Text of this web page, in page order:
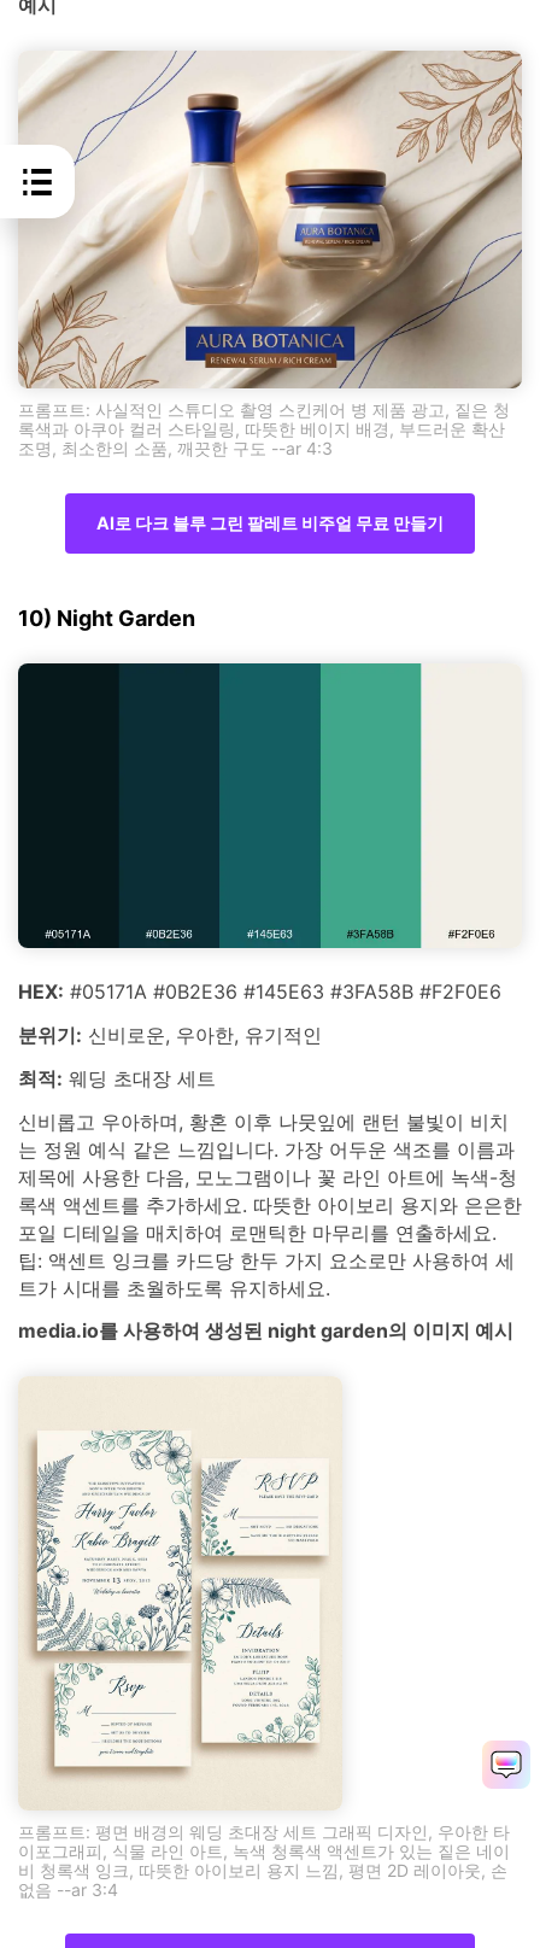
예시
프롬프트: 사실적인 스튜디오 촬영 스킨케어 병 제품 광고, 짙은 청
록색과 아쿠아 컬러 스타일링, 따뜻한 베이지 배경, 부드러운 확산
조명, 최소한의 소품, 깨끗한 구도 --ar 4:3
AI로 다크 블루 그린 팔레트 비주얼 무료 만들기
10) Night Garden
HEX: #05171A #0B2E36 #145E63 #3FA58B #F2F0E6
분위기: 신비로운, 우아한, 유기적인
최적: 웨딩 초대장 세트
신비롭고 우아하며, 황혼 이후 나뭇잎에 랜턴 불빛이 비치
는 정원 예식 같은 느낌입니다. 가장 어두운 색조를 이름과
제목에 사용한 다음, 모노그램이나 꽃 라인 아트에 녹색-청
록색 액센트를 추가하세요. 따뜻한 아이보리 용지와 은은한
포일 디테일을 매치하여 로맨틱한 마무리를 연출하세요.
팁: 액센트 잉크를 카드당 한두 가지 요소로만 사용하여 세
트가 시대를 초월하도록 유지하세요.
media.io를 사용하여 생성된 night garden의 이미지 예시
프롬프트: 평면 배경의 웨딩 초대장 세트 그래픽 디자인, 우아한 타
이포그래피, 식물 라인 아트, 녹색 청록색 액센트가 있는 짙은 네이
비 청록색 잉크, 따뜻한 아이보리 용지 느낌, 평면 2D 레이아웃, 손
없음 --ar 3:4